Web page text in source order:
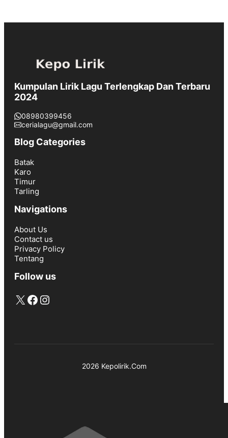
Kumpulan Lirik Lagu Terlengkap Dan Terbaru
2024
08980399456
cerialagu@gmail.com
Blog Categories
Batak
Karo
Timur
Tarling
Navigations
About Us
Contact us
Privacy Policy
Tentang
Follow us
X Facebook
Instagram
2026 Kepolirik.Com